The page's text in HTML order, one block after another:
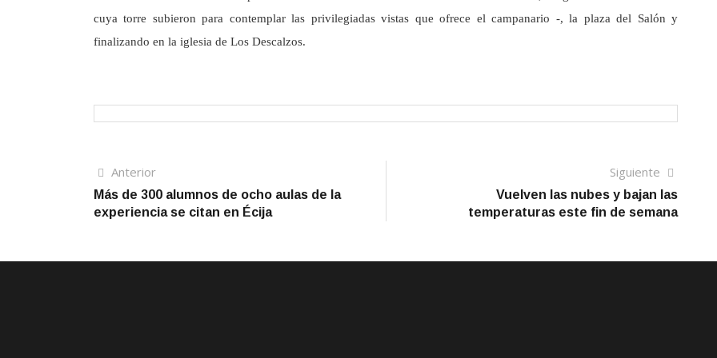
cuya torre subieron para contemplar las privilegiadas vistas que ofrece el campanario -, la plaza del Salón y
finalizando en la iglesia de Los Descalzos.
Navegación
de
AnteriorArtículo
anterior
Más de 300 alumnos de ocho aulas de la
experiencia se citan en Écija
Siguiente
artículo
Vuelven las nubes y bajan las
temperaturas este fin de semana